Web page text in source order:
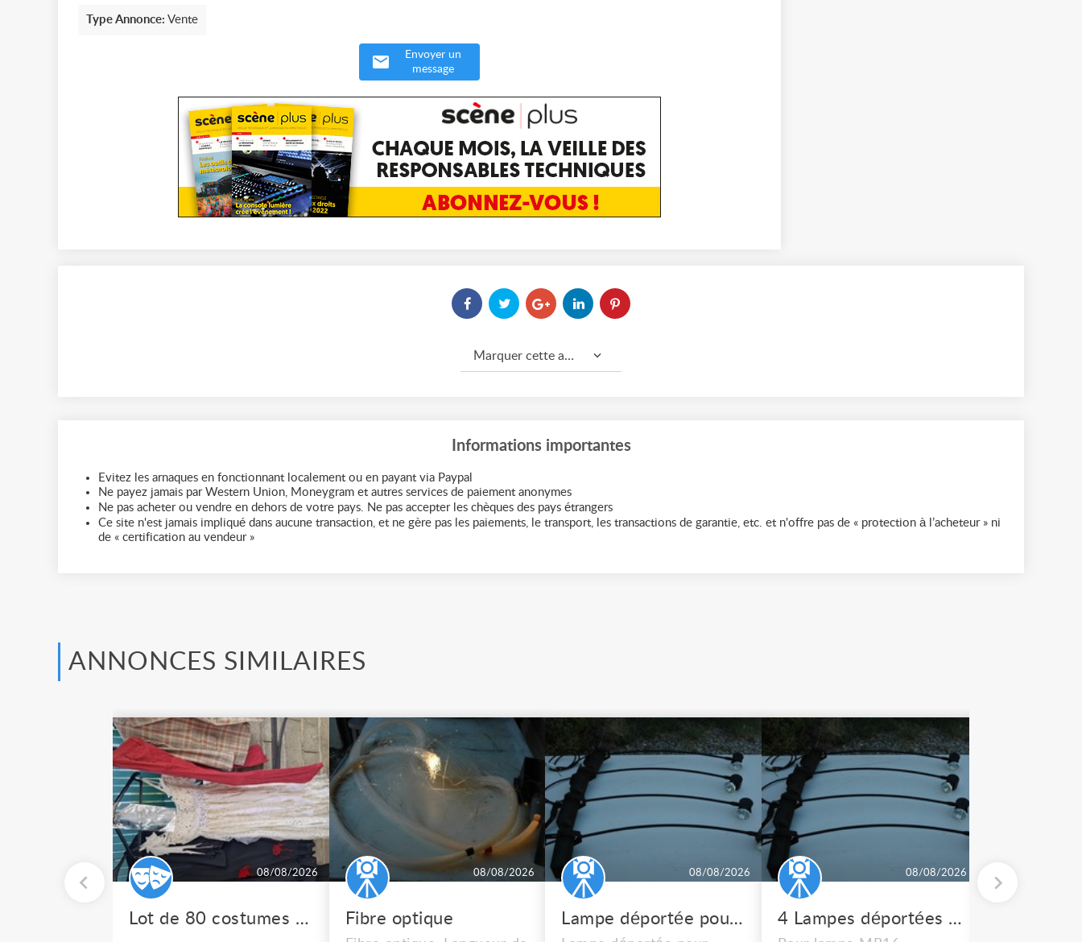
Type Annonce: Vente
Envoyer un
message
Marquer cette annonce comme...
Informations importantes
Evitez les arnaques en fonctionnant localement ou en payant via Paypal
Ne payez jamais par Western Union, Moneygram et autres services de paiement anonymes
Ne pas acheter ou vendre en dehors de votre pays. Ne pas accepter les chèques des pays étrangers
Ce site n'est jamais impliqué dans aucune transaction, et ne gère pas les paiements, le transport, les transactions de garantie, etc. et n'offre pas de « protection à l’acheteur » ni
de « certification au vendeur »
ANNONCES SIMILAIRES
08/08/2026
Lot de 80 costumes de scène pro
08/08/2026
Fibre optique
08/08/2026
Lampe déportée pour tableau PROCEDES HALLIER
08/08/2026
4 Lampes déportées pour tableau